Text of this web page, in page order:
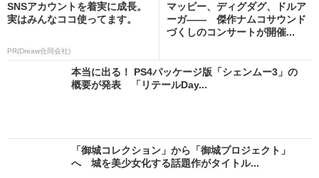
SNSアカウントを着実に成長。
実はみんなココ使ってます。
PR(Dreaw合同会社)
マッピー、ディグダグ、ドルア
ーガ―― 傑作ナムコサウンド
づくしのコンサートが開催...
本当に出る！ PS4パッケージ版「シェンムー3」の
概要が発表 「リテールDay...
「御城コレクション」から「御城プロジェクト」
へ 城を美少女化する話題作がタイトル...